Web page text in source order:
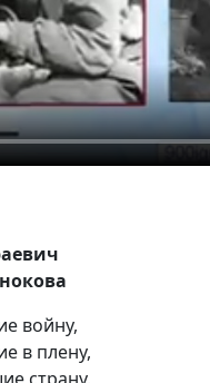
войну,
в плену,